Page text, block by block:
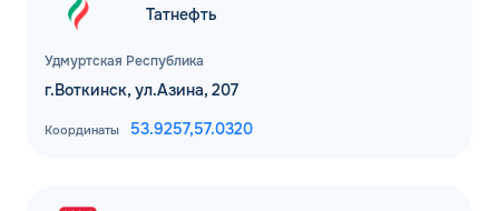
Удмуртская Республика
Татнефть
г.Воткинск, ул.Азина, 207
Координаты 53.9257,57.0320